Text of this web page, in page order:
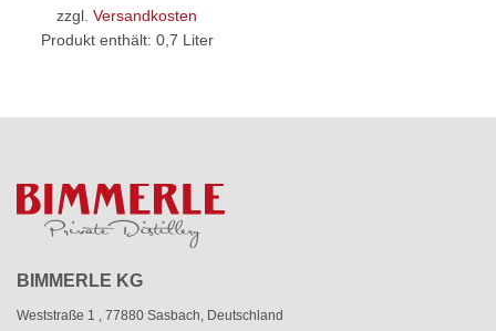
zzgl. Versandkosten
Produkt enthält: 0,7 Liter
BIMMERLE KG
Weststraße 1 , 77880 Sasbach, Deutschland